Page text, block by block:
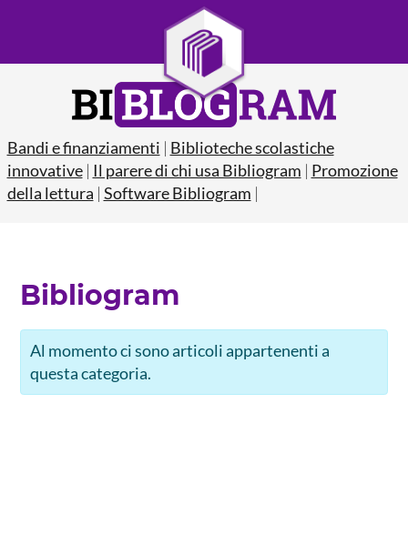
Bandi e finanziamenti | Biblioteche scolastiche
innovative| Il parere di chi usa Bibliogram | Promozione
della lettura | Software Bibliogram |
Bibliogram
Al momento ci sono articoli appartenenti a
questa categoria.